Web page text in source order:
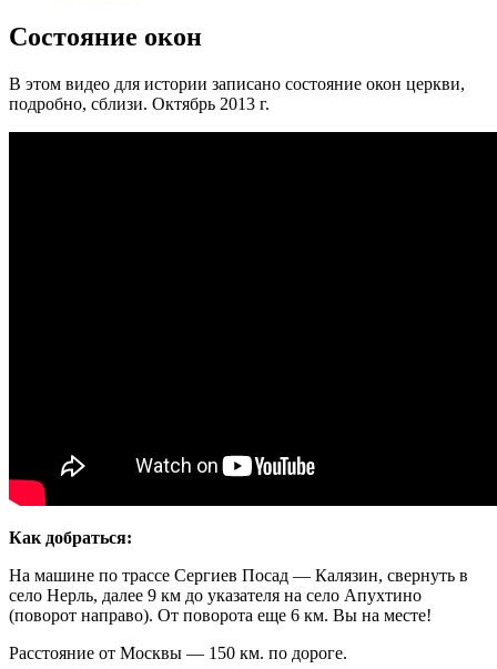
Состояние окон
В этом видео для истории записано состояние окон церкви,
подробно, сблизи. Октябрь 2013 г.
Как добраться:
На машине по трассе Сергиев Посад — Калязин, свернуть в
село Нерль, далее 9 км до указателя на село Апухтино
(поворот направо). От поворота еще 6 км. Вы на месте!
Расстояние от Москвы — 150 км. по дороге.